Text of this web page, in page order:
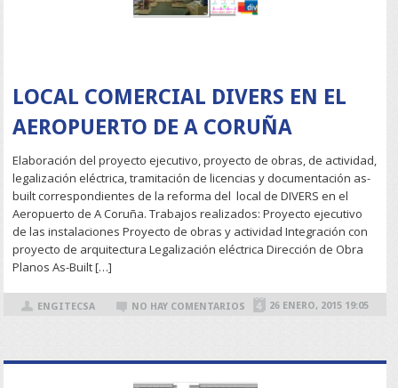
LOCAL COMERCIAL DIVERS EN EL
AEROPUERTO DE A CORUÑA
Elaboración del proyecto ejecutivo, proyecto de obras, de actividad,
legalización eléctrica, tramitación de licencias y documentación as-
built correspondientes de la reforma del local de DIVERS en el
Aeropuerto de A Coruña. Trabajos realizados: Proyecto ejecutivo
de las instalaciones Proyecto de obras y actividad Integración con
proyecto de arquitectura Legalización eléctrica Dirección de Obra
Planos As-Built […]
ENGITECSA NO HAY COMENTARIOS 26 ENERO, 2015 19:05